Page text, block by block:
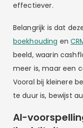
effectiever.
Belangrijk is dat
boekhouding en
beeld, waarin
meer is, maar een
Vooral bij kleinere
te duur is, bewijst
AI-